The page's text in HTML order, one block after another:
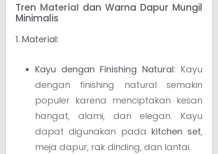
Tren Material dan Warna Dapur Mungil
Minimalis
1. Material:
Kayu dengan Finishing Natural: Kayu
dengan finishing natural semakin
populer karena menciptakan kesan
hangat, alami, dan elegan. Kayu
dapat digunakan pada kitchen set,
meja dapur, rak dinding, dan lantai.